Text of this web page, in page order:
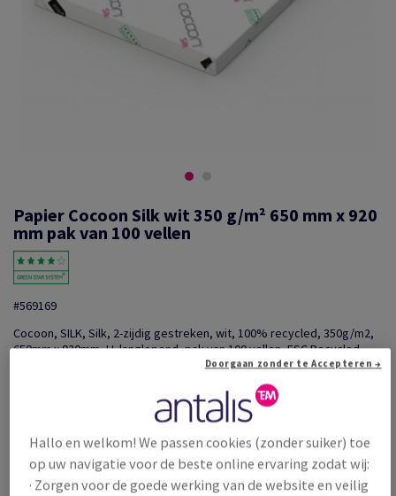
Papier Cocoon Silk wit 350 g/m² 650 mm x 920
mm pak van 100 vellen
#569169
Cocoon, SILK, Silk, 2-zijdig gestreken, wit, 100% recycled, 350g/m2,
650mm x 920mm, LL langlopend, pak van 100 vellen, FSC Recycled
Prijs incl. BTW
€ 2 299,31
/ 1 000 Vel
(209 kg )
Hallo en welkom! We passen cookies (zonder suiker) toe
op uw navigatie voor de beste online ervaring zodat wij:
· Zorgen voor de goede werking van de website en veilig
Doorgaan zonder te Accepteren →